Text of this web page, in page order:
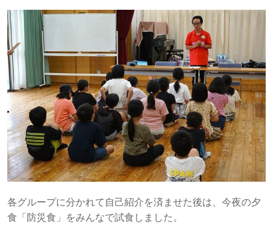
各グループに分かれて自己紹介を済ませた後は、今夜の夕
食「防災食」をみんなで試食しました。